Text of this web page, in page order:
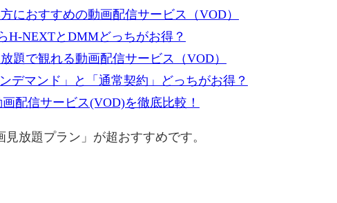
におすすめの動画配信サービス（VOD）
H-NEXTとDMMどっちがお得？
題で観れる動画配信サービス（VOD）
デマンド」と「通常契約」どっちがお得？
配信サービス(VOD)を徹底比較！
放題プラン」が超おすすめです。